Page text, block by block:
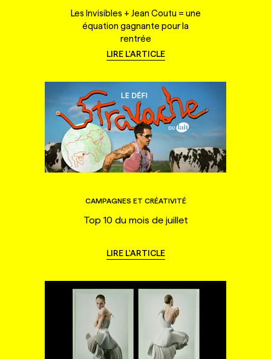
Les Invisibles + Jean Coutu = une
équation gagnante pour la
rentrée
LIRE L'ARTICLE
CAMPAGNES ET CRÉATIVITÉ
Top 10 du mois de juillet
LIRE L'ARTICLE